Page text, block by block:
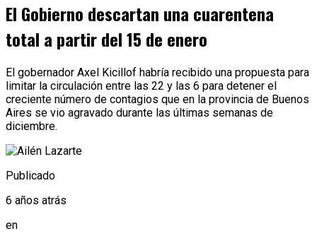
El Gobierno descartan una cuarentena
total a partir del 15 de enero
El gobernador Axel Kicillof habría recibido una propuesta para
limitar la circulación entre las 22 y las 6 para detener el
creciente número de contagios que en la provincia de Buenos
Aires se vio agravado durante las últimas semanas de
diciembre.
Publicado
6 años atrás
en